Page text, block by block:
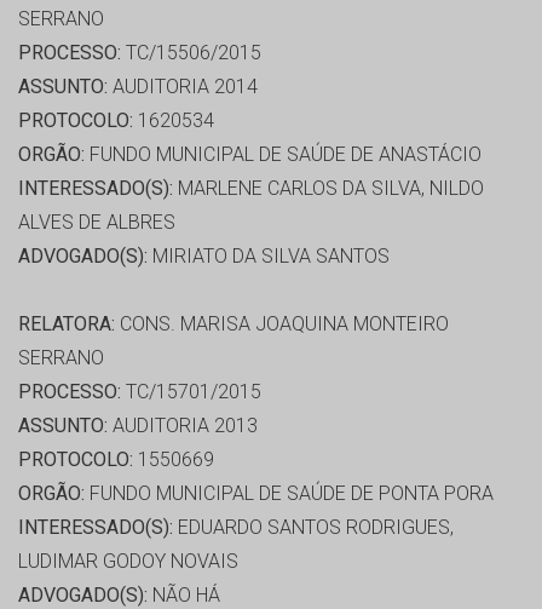
SERRANO
PROCESSO: TC/15506/2015
ASSUNTO: AUDITORIA 2014
PROTOCOLO: 1620534
ORGÃO: FUNDO MUNICIPAL DE SAÚDE DE ANASTÁCIO
INTERESSADO(S): MARLENE CARLOS DA SILVA, NILDO
ALVES DE ALBRES
ADVOGADO(S): MIRIATO DA SILVA SANTOS
RELATORA: CONS. MARISA JOAQUINA MONTEIRO
SERRANO
PROCESSO: TC/15701/2015
ASSUNTO: AUDITORIA 2013
PROTOCOLO: 1550669
ORGÃO: FUNDO MUNICIPAL DE SAÚDE DE PONTA PORA
INTERESSADO(S): EDUARDO SANTOS RODRIGUES,
LUDIMAR GODOY NOVAIS
ADVOGADO(S): NÃO HÁ